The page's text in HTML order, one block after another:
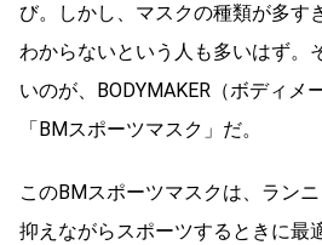
び。しかし、マスクの種類が多す
わからないという人も多いはず。
いのが、BODYMAKER（ボディメ
「BMスポーツマスク」だ。
このBMスポーツマスクは、ラン
抑えながらスポーツするときに最